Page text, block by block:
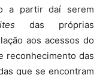
a partir daí serem
das próprias
aos acessos do
reconhecimento das
que se encontram